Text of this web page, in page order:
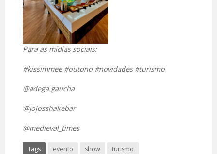
Para as mídias sociais:
#kissimmee #outono #novidades #turismo
@adega.gaucha
@jojosshakebar
@medieval_times
Tags evento show turismo